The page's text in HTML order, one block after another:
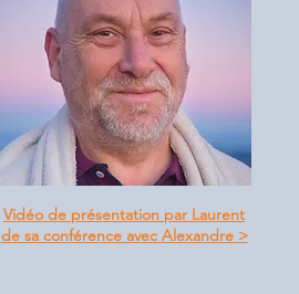
Vidéo de présentation par Laurent
de sa conférence avec Alexandre>